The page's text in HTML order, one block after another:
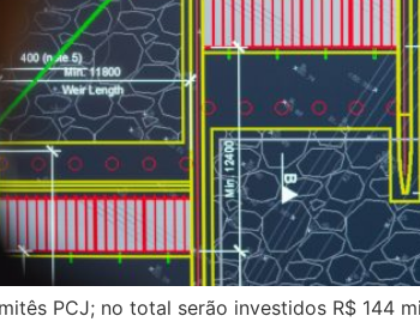
PCJ; no total serão investidos R$ 144